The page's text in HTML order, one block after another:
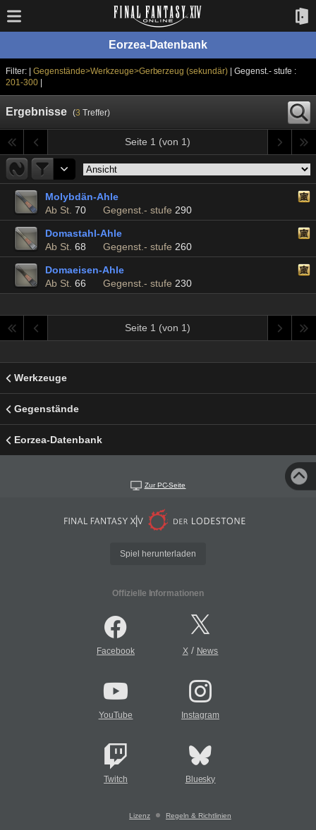
Eorzea-Datenbank
Filter: | Gegenstände>Werkzeuge>Gerberzeug (sekundär)
| Gegenst.- stufe :
201-300|
Ergebnisse (3 Treffer)
Seite 1 (von 1)
Molybdän-Ahle
Ab St. 70 Gegenst.- stufe 290
Domastahl-Ahle
Ab St. 68 Gegenst.- stufe 260
Domaeisen-Ahle
Ab St. 66 Gegenst.- stufe 230
Seite 1 (von 1)
Werkzeuge
Gegenstände
Eorzea-Datenbank
Zur PC-Seite
Spiel herunterladen
Offizielle Informationen
Facebook X/ News
YouTube Instagram
Twitch Bluesky
Lizenz Regeln & Richtlinien